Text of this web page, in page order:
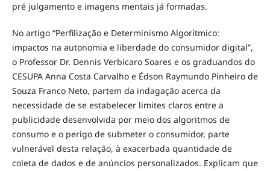
pré julgamento e imagens mentais já formadas.
No artigo “Perfilização e Determinismo Algorítmico:
impactos na autonomia e liberdade do consumidor digital”,
o Professor Dr. Dennis Verbicaro Soares e os graduandos do
CESUPA Anna Costa Carvalho e Édson Raymundo Pinheiro de
Souza Franco Neto, partem da indagação acerca da
necessidade de se estabelecer limites claros entre a
publicidade desenvolvida por meio dos algoritmos de
consumo e o perigo de submeter o consumidor, parte
vulnerável desta relação, à exacerbada quantidade de
coleta de dados e de anúncios personalizados. Explicam que